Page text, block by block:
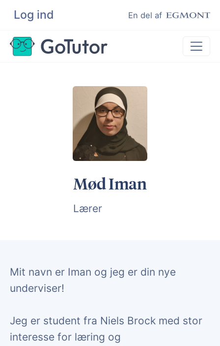
Log ind En del af
Søg
Lektiehjælp
Hjælp til ordblinde
Kundeudtalelser
Undervisere
Mød Iman
Lærer
Mit navn er Iman og jeg er din nye
underviser!
Jeg er student fra Niels Brock med stor
interesse for læring og